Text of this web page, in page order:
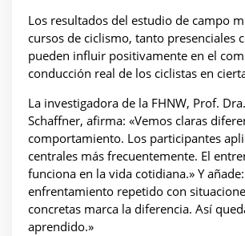
Los resultados del estudio de campo
cursos de ciclismo, tanto presenciales
pueden influir positivamente en el
conducción real de los ciclistas en
La investigadora de la FHNW, Prof.
Schaffner, afirma: «Vemos claras
comportamiento. Los participantes
centrales más frecuentemente. El
funciona en la vida cotidiana.» Y añade:
enfrentamiento repetido con
concretas marca la diferencia. Así
aprendido.»